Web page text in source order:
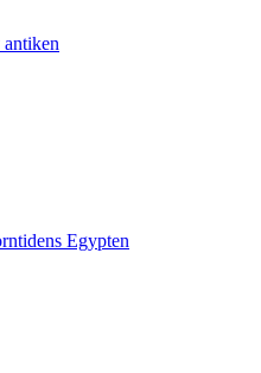
Egypten